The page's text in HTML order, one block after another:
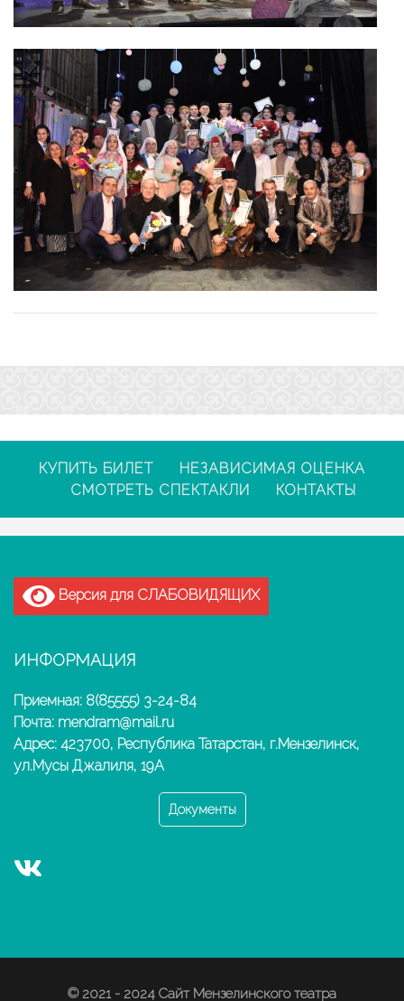
КУПИТЬ БИЛЕТ
НЕЗАВИСИМАЯ ОЦЕНКА
СМОТРЕТЬ СПЕКТАКЛИ
КОНТАКТЫ
Версия для СЛАБОВИДЯЩИХ
ИНФОРМАЦИЯ
Приемная: 8(85555) 3-24-84
Почта: mendram@mail.ru
Адрес: 423700, Республика Татарстан, г.Мензелинск,
ул.Мусы Джалиля, 19А
Документы
© 2021 - 2024 Сайт Мензелинского театра